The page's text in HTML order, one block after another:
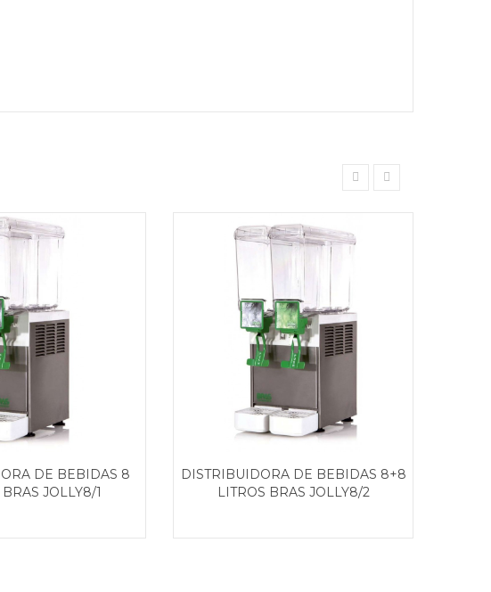
DE BEBIDAS 8
JOLLY8/1
DISTRIBUIDORA DE BEBIDAS 8+8
LITROS BRAS JOLLY8/2